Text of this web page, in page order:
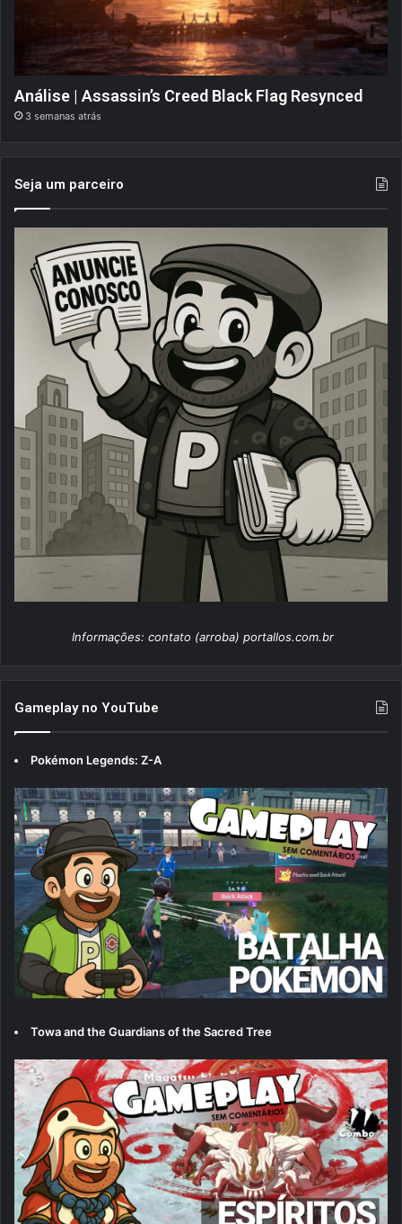
Análise | Assassin’s Creed Black Flag Resynced
3 semanas atrás
Seja um parceiro
Informações: contato (arroba) portallos.com.br
Gameplay no YouTube
Pokémon Legends: Z-A
Towa and the Guardians of the Sacred Tree